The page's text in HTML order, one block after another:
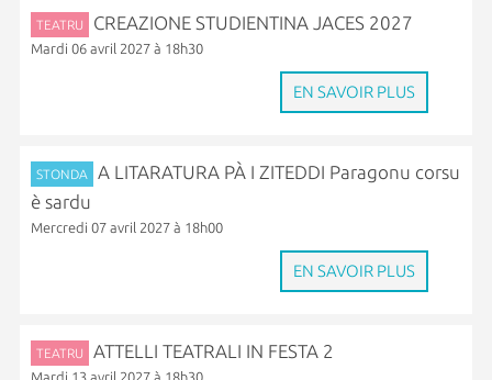
TEATRU CREAZIONE STUDIENTINA JACES 2027
Mardi 06 avril 2027 à 18h30
EN SAVOIR PLUS
STONDA
A LITARATURA PÀ I ZITEDDI Paragonu corsu
è sardu
Mercredi 07 avril 2027 à 18h00
EN SAVOIR PLUS
TEATRU ATTELLI TEATRALI IN FESTA 2